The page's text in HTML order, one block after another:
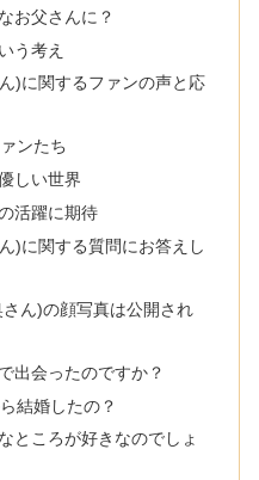
お父さんに？
う考え
)に関するファンの声と応
ンたち
しい世界
活躍に期待
)に関する質問にお答えし
ん)の顔写真は公開され
出会ったのですか？
結婚したの？
ところが好きなのでしょ